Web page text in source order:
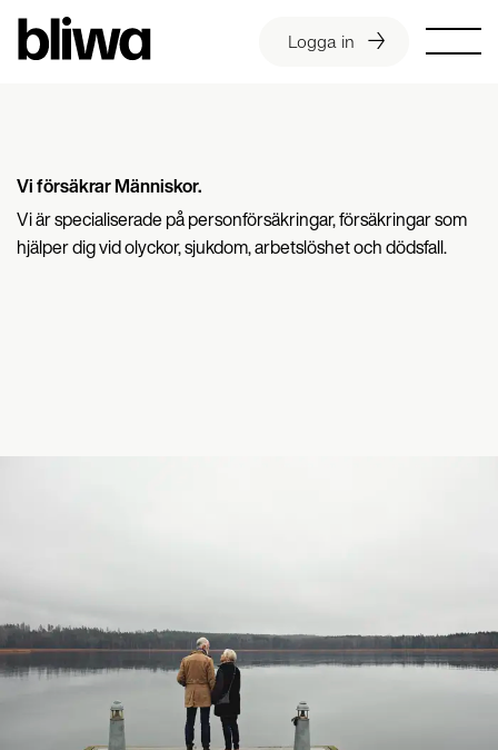
Logga in
Vi försäkrar Människor.
Vi är specialiserade på personförsäkringar, försäkringar som
hjälper dig vid olyckor, sjukdom, arbetslöshet och dödsfall.